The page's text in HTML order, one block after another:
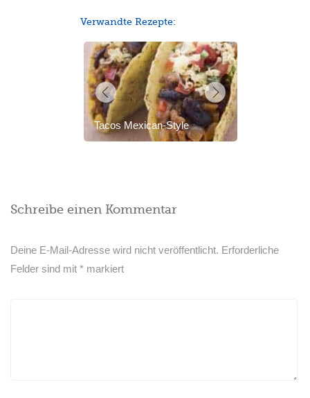
Verwandte Rezepte:
Tacos Mexican-Style
Schreibe einen Kommentar
Deine E-Mail-Adresse wird nicht veröffentlicht. Erforderliche
Felder sind mit* markiert